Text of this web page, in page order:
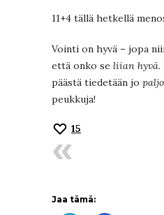
11+4 tällä hetkellä
Vointi on hyvä – jopa
että onko se liian hyvä.
päästä tiedetään jo
peukkuja!
15
Jaa tämä: